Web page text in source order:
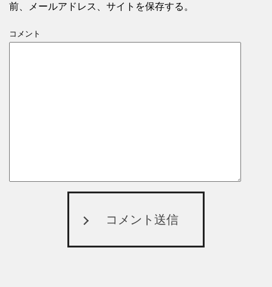
前、メールアドレス、サイトを保存する。
コメント
コメント送信